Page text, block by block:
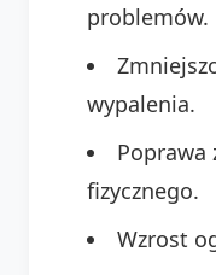
problemów.
wypalenia.
Poprawa
fizycznego.
Wzrost